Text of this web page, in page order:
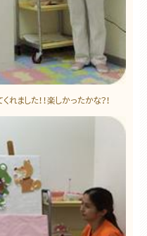
ました！！楽しかったかな？！